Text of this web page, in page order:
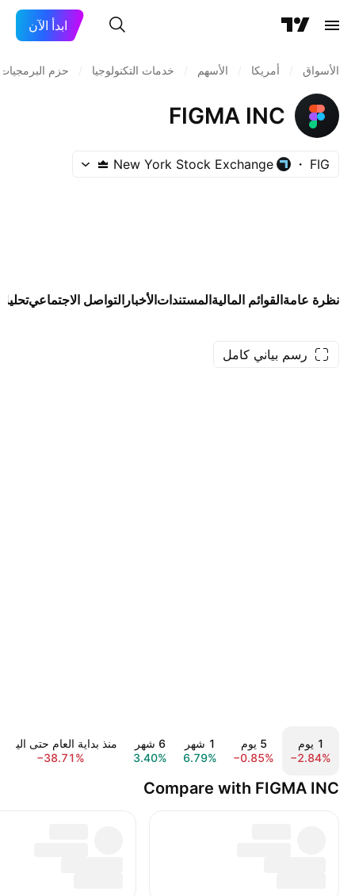
ابدأ الآن
الأسواق أمريكا الأسهم خدمات التكنولوجيا حزم البرمجيات
FIGMA INC
FIG
New York Stock Exchange
نظرة عامةالقوائم الماليةالمستنداتالأخبار التواصل الاجتماعي
رسم بياني كامل
‎‎1‎ يوم
−2.84%
‎‎5‎ يوم
−0.85%
‎1‎ شهر
6.79%
‎6‎ شهر
3.40%
منذ بداية العام حتى اليوم
−38.71%
Compare with FIGMA INC